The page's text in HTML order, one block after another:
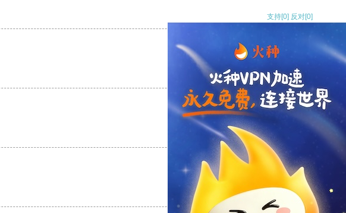
支持[0] 反对[0]
支持[0] 反对
支持
反对 [0]